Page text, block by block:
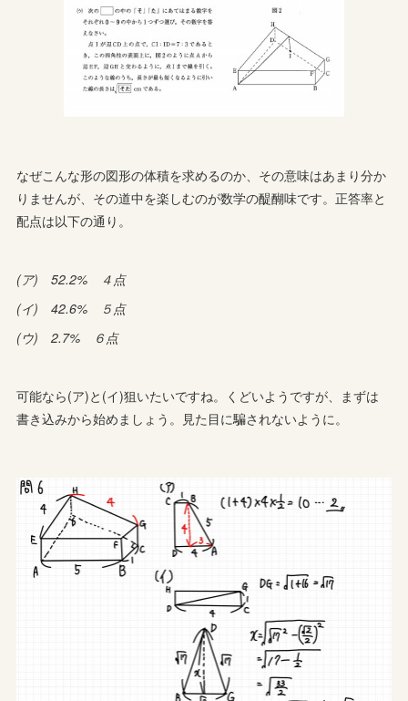
なぜこんな形の図形の体積を求めるのか、その意味はあまり分か
りませんが、その道中を楽しむのが数学の醍醐味です。正答率と
配点は以下の通り。
(ア) 52.2% ４点
(イ) 42.6% ５点
(ウ) 2.7% ６点
可能なら(ア)と(イ)狙いたいですね。くどいようですが、まずは
書き込みから始めましょう。見た目に騙されないように。